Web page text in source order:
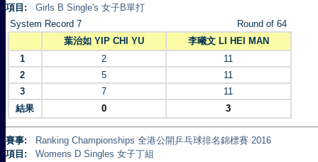
項目:
Girls B Single's 女子B單打
System Record 7
Round of 64
葉治如 YIP CHI YU
李曦文 LI HEI MAN
1
2
11
2
5
11
3
7
11
結果
0 3
賽事:
Ranking Championships 全港公開乒乓球排名錦標賽 2016
項目:
Womens D Singles 女子丁組